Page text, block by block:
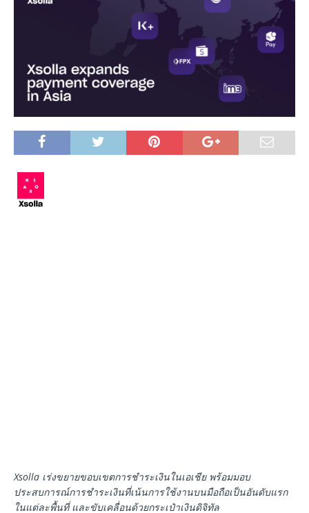
Xsolla เร่งขยายขอบเขตการชำระเงินในเอเชีย พร้อมมอบ
ประสบการณ์การชำระเงินที่เน้นการใช้งานบนมือถือเป็นอันดับแรก
ในแต่ละพื้นที่ และขับเคลื่อนด้วยกระเป๋าเงินดิจิทัล